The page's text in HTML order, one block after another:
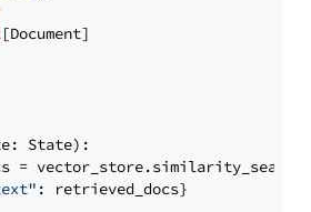
[Document]
State):
=
: retrieved_docs}